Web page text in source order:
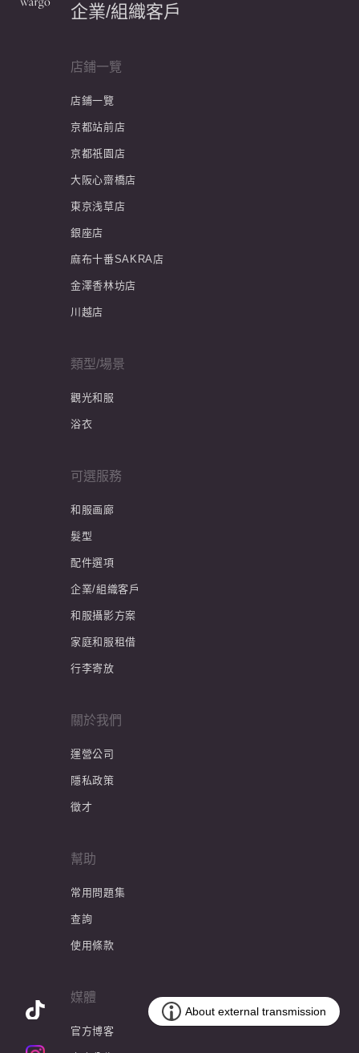
企業/組織客戶
店鋪一覽
店鋪一覽
京都站前店
京都祇園店
大阪心齋橋店
東京浅草店
銀座店
麻布十番SAKRA店
金澤香林坊店
川越店
類型/場景
觀光和服
浴衣
可選服務
和服画廊
髮型
配件選項
企業/組織客戶
和服攝影方案
家庭和服租借
行李寄放
關於我們
運營公司
隱私政策
徵才
幫助
常用問題集
查詢
使用條款
媒體
官方博客